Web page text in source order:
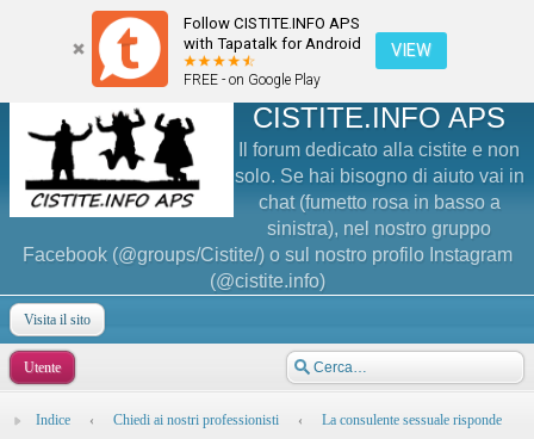
Follow CISTITE.INFO APS
with Tapatalk for Android
FREE - on Google Play
VIEW
CISTITE.INFO APS
Il forum dedicato alla cistite e non
solo. Se hai bisogno di aiuto vai in
chat (fumetto rosa in basso a
sinistra), nel nostro gruppo
Facebook (@groups/Cistite/) o sul nostro profilo Instagram
(@cistite.info)
Visita il sito
Utente
Indice ‹ Chiedi ai nostri professionisti ‹ La consulente sessuale risponde